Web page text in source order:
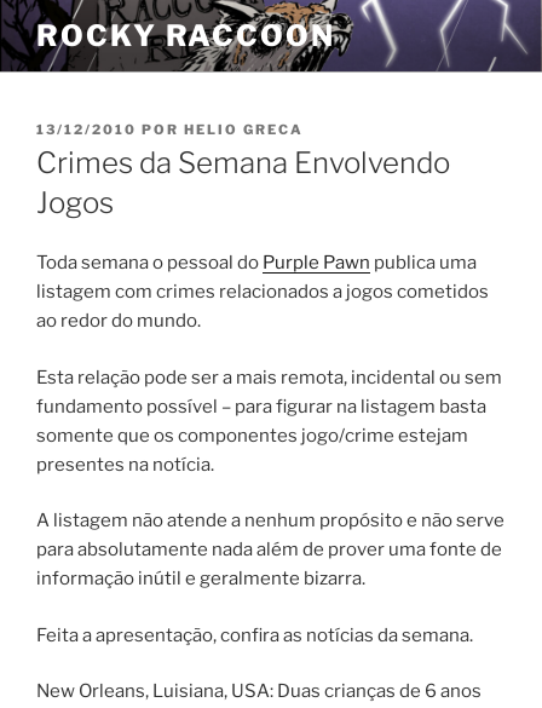
Pular
para
o
ROCKY RACCOON
PUBLICADO
EM
13/12/2010 POR HELIO GRECA
Crimes da Semana Envolvendo
Jogos
Toda semana o pessoal do Purple Pawn publica uma
listagem com crimes relacionados a jogos cometidos
ao redor do mundo.
Esta relação pode ser a mais remota, incidental ou sem
fundamento possível – para figurar na listagem basta
somente que os componentes jogo/crime estejam
presentes na notícia.
A listagem não atende a nenhum propósito e não serve
para absolutamente nada além de prover uma fonte de
informação inútil e geralmente bizarra.
Feita a apresentação, confira as notícias da semana.
New Orleans, Luisiana, USA: Duas crianças de 6 anos